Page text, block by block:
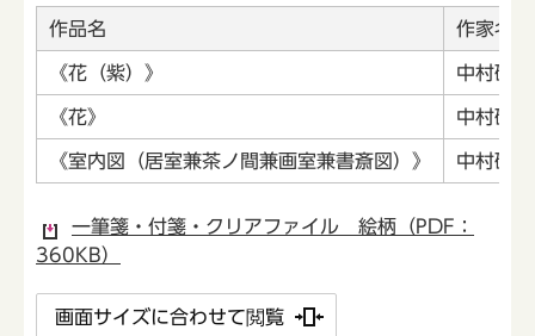
作品名 作家名
《花（紫）》 中村研一
《花》 中村研一
《室内図（居室兼茶ノ間兼画室兼書斎図）》 中村研一
一筆箋・付箋・クリアファイル 絵柄（PDF：
360KB）
画面サイズに合わせて閲覧